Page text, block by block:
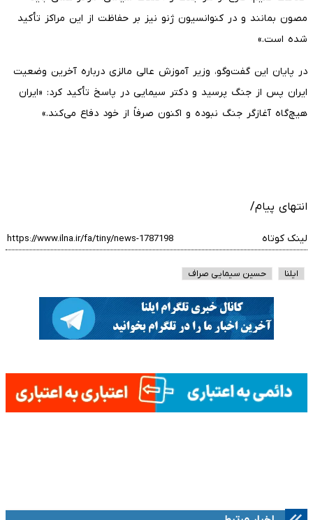
مصون بمانند و در کنوانسیون ژنو نیز بر حفاظت از این مراکز تأکید
شده است.»
در پایان این گفت‌وگو، وزیر آموزش عالی مالزی درباره آخرین وضعیت
ایران پس از جنگ پرسید و دکتر سیمایی در پاسخ تأکید کرد: «ایران
هیچ‌گاه آغازگر جنگ نبوده و اکنون صرفاً از خود دفاع می‌کند.»
انتهای پیام/
لینک کوتاه
ایلنا حسین سیمایی صراف